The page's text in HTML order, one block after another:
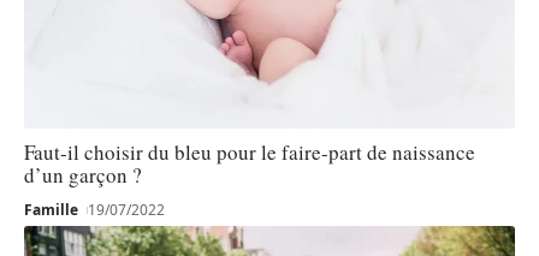
Faut-il choisir du bleu pour le faire-part de naissance
d’un garçon ?
Famille 19/07/2022